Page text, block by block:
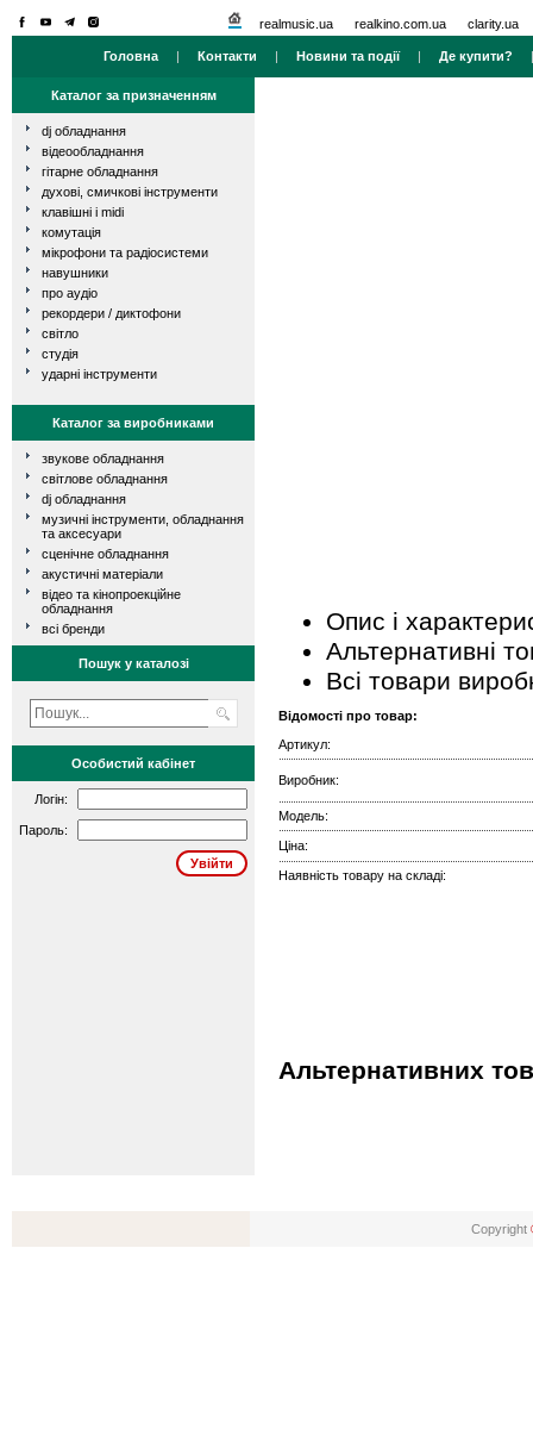
realmusic.ua realkino.com.ua clarity.ua
Головна | Контакти | Новини та події| Де купити?
Каталог за призначенням
dj обладнання
відеообладнання
гітарне обладнання
духові, смичкові інструменти
клавішні і midi
комутація
мікрофони та радіосистеми
навушники
про аудіо
рекордери / диктофони
світло
студія
ударні інструменти
Каталог за виробниками
звукове обладнання
світлове обладнання
dj обладнання
музичні інструменти, обладнання
та аксесуари
сценічне обладнання
акустичні матеріали
відео та кінопроекційне
обладнання
всі бренди
Пошук у каталозі
Особистий кабінет
Логін:
Пароль:
Опис і
Альтернативні
Всі товари
Відомості про товар:
Артикул:
Виробник:
Модель:
Ціна:
Наявність товару на складі:
Альтернативних
Copyright